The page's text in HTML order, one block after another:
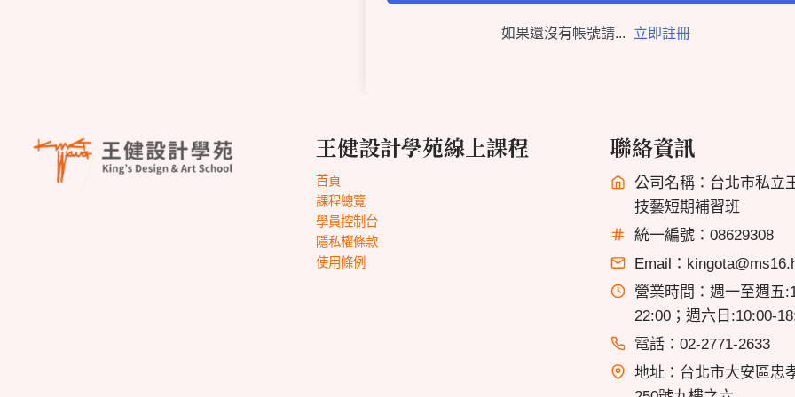
如果還沒有帳號請... 立即註冊
王健設計學苑線上課程
首頁
課程總覽
學員控制台
隱私權條款
使用條例
聯絡資訊
公司名稱：台北市私立
技藝短期補習班
統一編號：08629308
Email：
營業時間：週一至週五
22:00；週六日:10:00-
電話：02-2771-2633
地址：台北市大安區忠